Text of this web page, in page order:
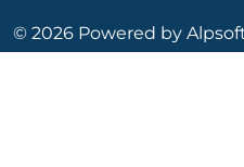
© 2026 Powered by